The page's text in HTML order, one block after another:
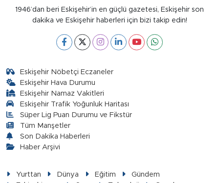
1946’dan beri Eskişehir’in en güçlü gazetesi, Eskişehir son
dakika ve Eskişehir haberleri için bizi takip edin!
Eskişehir Nöbetçi Eczaneler
Eskişehir Hava Durumu
Eskişehir Namaz Vakitleri
Eskişehir Trafik Yoğunluk Haritası
Süper Lig Puan Durumu ve Fikstür
Tüm Manşetler
Son Dakika Haberleri
Haber Arşivi
Yurttan Dünya Eğitim
Gündem